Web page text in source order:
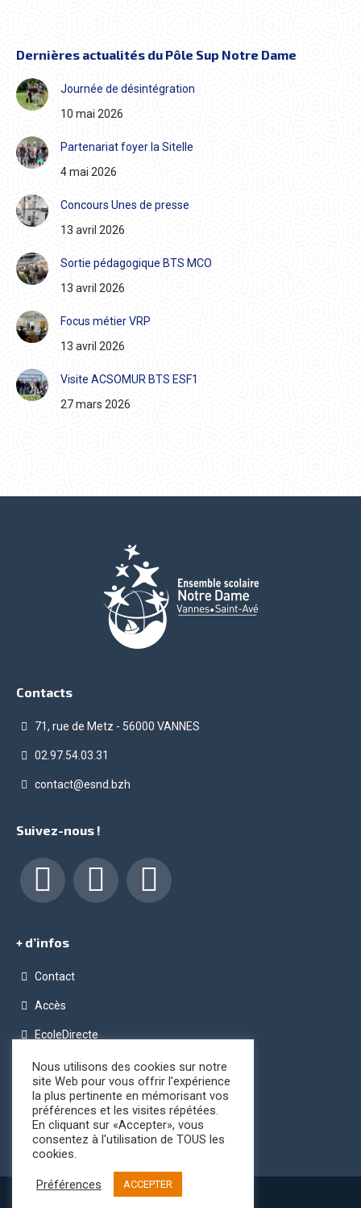
Dernières actualités du Pôle Sup Notre Dame
Journée de désintégration
10 mai 2026
Partenariat foyer la Sitelle
4 mai 2026
Concours Unes de presse
13 avril 2026
Sortie pédagogique BTS MCO
13 avril 2026
Focus métier VRP
13 avril 2026
Visite ACSOMUR BTS ESF1
27 mars 2026
Contacts
71, rue de Metz - 56000 VANNES
02.97.54.03.31
contact@esnd.bzh
Suivez-nous !
Facebook LinkedIn Instagram
+ d’infos
Contact
Accès
EcoleDirecte
Programme OPC (Ordinateur Pour Chacun)
Conditions générales de vente
Registre public d’accessibilité
Mentions légales
Nous utilisons des cookies sur notre
site Web pour vous offrir l'expérience
la plus pertinente en mémorisant vos
préférences et les visites répétées.
En cliquant sur «Accepter», vous
consentez à l'utilisation de TOUS les
cookies.
Préférences ACCEPTER